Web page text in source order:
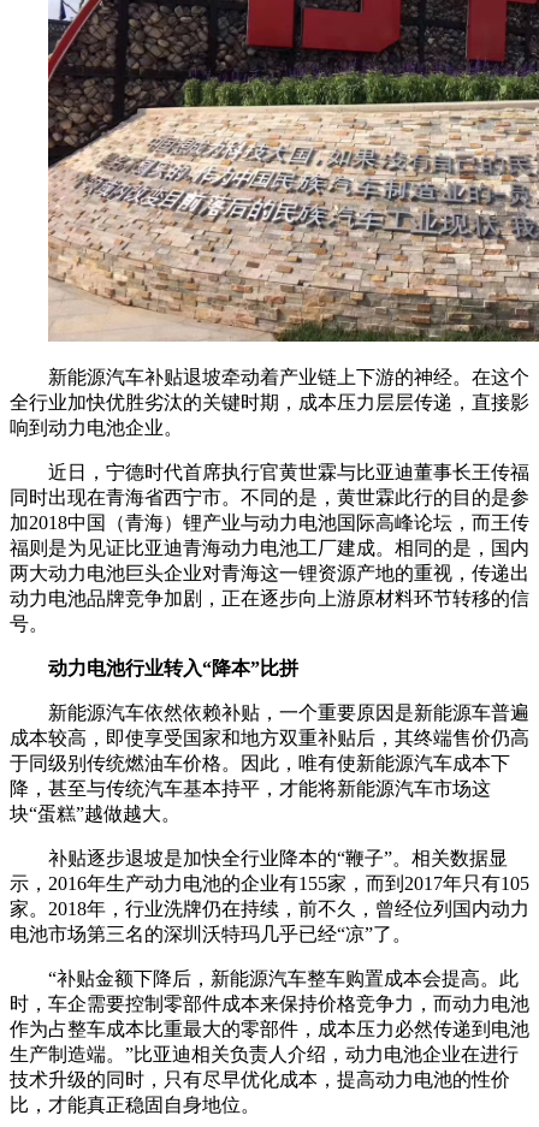
新能源汽车补贴退坡牵动着产业链上下游的神经。在这个
全行业加快优胜劣汰的关键时期，成本压力层层传递，直接影
响到动力电池企业。
近日，宁德时代首席执行官黄世霖与比亚迪董事长王传福
同时出现在青海省西宁市。不同的是，黄世霖此行的目的是参
加2018中国（青海）锂产业与动力电池国际高峰论坛，而王传
福则是为见证比亚迪青海动力电池工厂建成。相同的是，国内
两大动力电池巨头企业对青海这一锂资源产地的重视，传递出
动力电池品牌竞争加剧，正在逐步向上游原材料环节转移的信
号。
动力电池行业转入“降本”比拼
新能源汽车依然依赖补贴，一个重要原因是新能源车普遍
成本较高，即使享受国家和地方双重补贴后，其终端售价仍高
于同级别传统燃油车价格。因此，唯有使新能源汽车成本下
降，甚至与传统汽车基本持平，才能将新能源汽车市场这
块“蛋糕”越做越大。
补贴逐步退坡是加快全行业降本的“鞭子”。相关数据显
示，2016年生产动力电池的企业有155家，而到2017年只有105
家。2018年，行业洗牌仍在持续，前不久，曾经位列国内动力
电池市场第三名的深圳沃特玛几乎已经“凉”了。
“补贴金额下降后，新能源汽车整车购置成本会提高。此
时，车企需要控制零部件成本来保持价格竞争力，而动力电池
作为占整车成本比重最大的零部件，成本压力必然传递到电池
生产制造端。”比亚迪相关负责人介绍，动力电池企业在进行
技术升级的同时，只有尽早优化成本，提高动力电池的性价
比，才能真正稳固自身地位。